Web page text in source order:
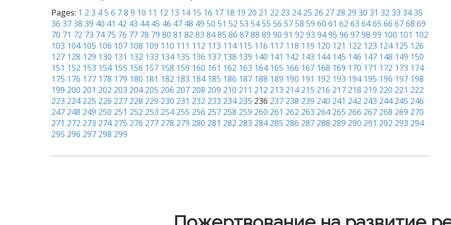
Pages: 1 2 3 45 6 78 9 10 11 12 13 14 15 16 17 18 19 20 21 22 23 24 25 26 27 28 29 30 31 32 33 3435
36 3738 39 40 41 42 43 44 45 46 47 48 49 50 51 52 53 5455 56 5758 59 60 61 62 63 6465 66 6768 69
70 71 72 73 74 75 76 77 78 79 80 81 82 83 8485 86 8788 89 90 91 92 93 9495 96 9798 99 100 101 102
103 104 105 106 107 108 109 110 111 112 113 114 115 116 117 118 119 120 121 122 123 124 125 126
127 128 129 130 131 132 133 134 135 136 137 138 139 140 141 142 143 144 145 146 147 148 149 150
151 152 153 154 155 156 157 158 159 160 161 162 163 164 165 166 167 168 169 170 171 172 173 174
175 176 177 178 179 180 181 182 183 184 185 186 187 188 189 190 191 192 193 194 195 196 197 198
199 200 201 202 203 204 205 206 207 208 209 210 211 212 213 214 215 216 217 218 219 220 221 222
223 224 225 226 227 228 229 230 231 232 233 234 235 236 237 238 239 240 241 242 243 244 245 246
247 248 249 250 251 252 253 254 255 256 257 258 259 260 261 262 263 264 265 266 267 268 269 270
271 272 273 274 275 276 277 278 279 280 281 282 283 284 285 286 287 288 289 290 291 292 293 294
295 296 297 298 299